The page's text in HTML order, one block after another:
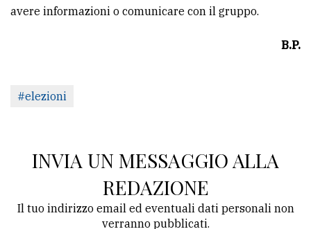
avere informazioni o comunicare con il gruppo.
B.P.
#elezioni
INVIA UN MESSAGGIO ALLA
REDAZIONE
Il tuo indirizzo email ed eventuali dati personali non
verranno pubblicati.